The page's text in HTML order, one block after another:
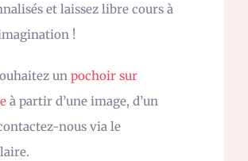
et laissez libre cours à
!
un pochoir sur
à partir d’une image, d’un
nous via le